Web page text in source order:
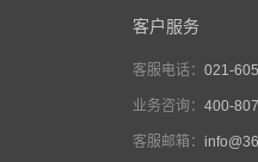
客户服务
客服电话： 021-
业务咨询： 400-
客服邮箱：